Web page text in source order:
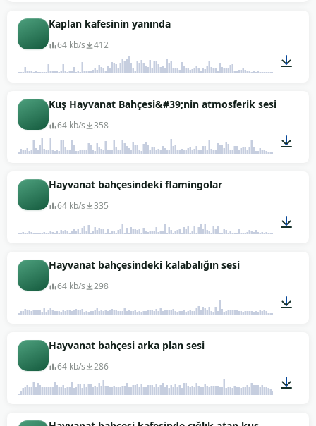
Kaplan kafesinin yanında
64 kb/s 412
00:53
Kuş Hayvanat Bahçesi&#39;nin atmosferik sesi
64 kb/s 358
Hayvanat bahçesindeki flamingolar
64 kb/s 335
Hayvanat bahçesindeki kalabalığın sesi
64 kb/s 298
Hayvanat bahçesi arka plan sesi
64 kb/s 286